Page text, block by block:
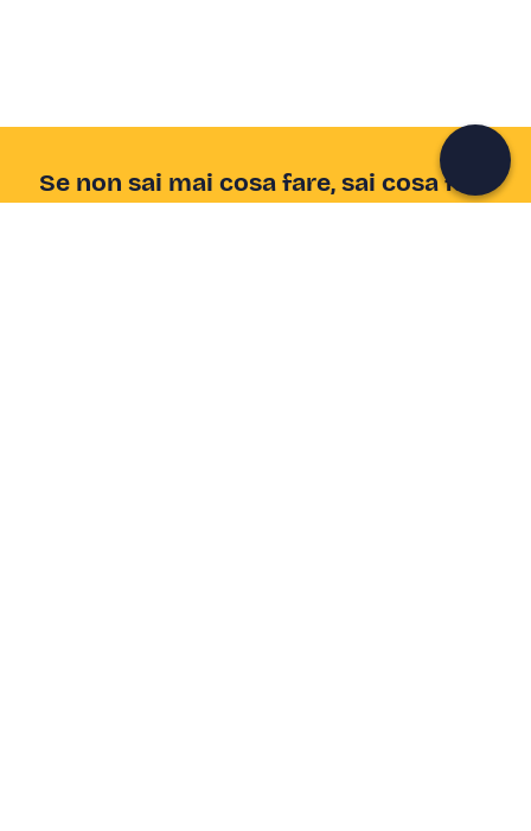
Se non sai mai cosa fare, sai cosa fare